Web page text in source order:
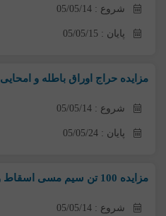
شروع : 05/05/14
پایان : 05/05/15
مزایده حراج اوراق باطله و امحایی
شروع : 05/05/14
پایان : 05/05/24
مزایده 100 تن سیم مسی اسقاط و 5 تن کابل مسی اسقاط
شروع : 05/05/14